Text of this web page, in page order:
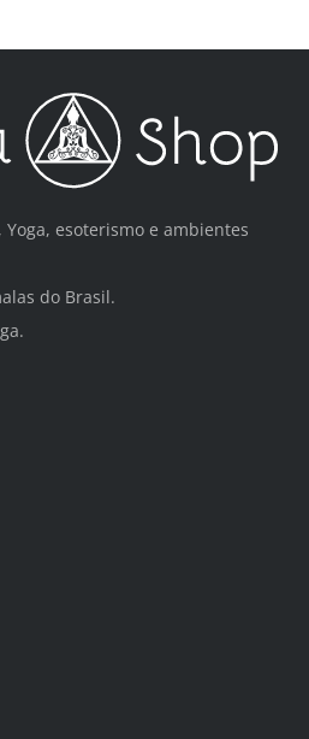
esoterismo e ambientes
do Brasil.